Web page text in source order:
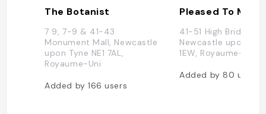
The Botanist
7 9, 7-9 & 41-43
Monument Mall, Newcastle
upon Tyne NE1 7AL,
Royaume-Uni
Added by166users
Pleased To Meet
41-51 High Bridge,
Newcastle upon
1EW, Royaume-Uni
Added by80 users